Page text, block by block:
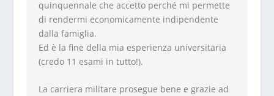
quinquennale che accetto perché mi permette
di rendermi economicamente indipendente
dalla famiglia.
Ed è la fine della mia esperienza universitaria
(credo 11 esami in tutto!).
La carriera militare prosegue bene e grazie ad